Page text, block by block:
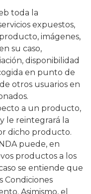
toda la
expuestos,
imágenes,
su caso,
disponibilidad
en punto de
otros usuarios en
a un producto,
le reintegrará la
dicho producto.
puede, en
productos a los
se entiende que
Condiciones
Asimismo, el